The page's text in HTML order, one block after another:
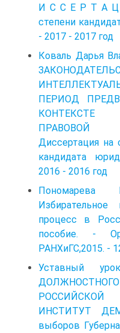
И С С Е Р Т А Ц
степени
- 2017 - 2017 год
Коваль Дарья
ПЕРИОД
КОНТЕКСТЕ
ПРАВОВОЙ
Диссертация на
кандидата
2016 - 2016 год
процесс в
пособие. -
РАНХиГС,2015. -
Уставный
ИНСТИТУТ
выборов